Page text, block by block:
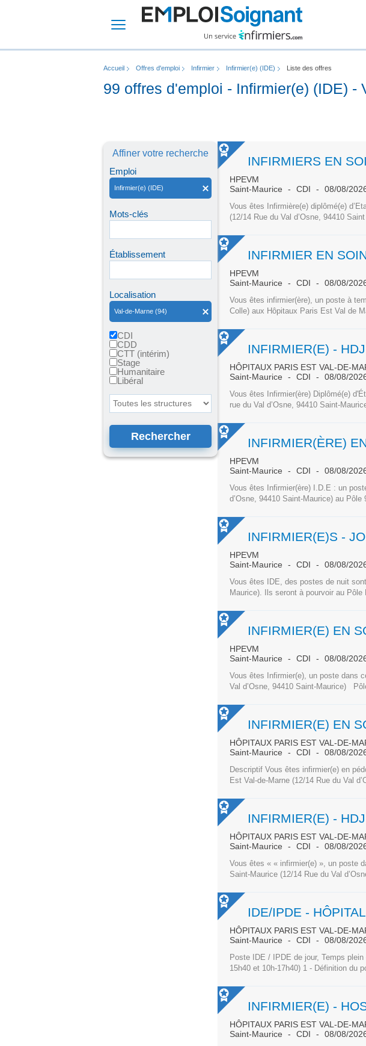
Accueil Offres d'emploi Infirmier Infirmier(e) (IDE) Liste des offres
99 offres d'emploi - Infirmier(e) (IDE) -
Affiner votre recherche
Emploi
Infirmier(e) (IDE)
Mots-clés
Établissement
Localisation
Val-de-Marne (94)
CDI
CDD
CTT (intérim)
Stage
Humanitaire
Libéral
Toutes les structures
HPEVM
Saint-Maurice
CDI 08/08/
Vous êtes Infirmière(e) diplômé(e)
(12/14 Rue du Val d’Osne, 94410
HPEVM
Saint-Maurice
CDI 08/08/
Vous êtes infirmier(ère), un poste à
Colle) aux Hôpitaux Paris Est Val de
HÔPITAUX PARIS EST VAL-DE-
Saint-Maurice
CDI 08/08/
Vous êtes Infirmier(ère) Diplômé(e)
rue du Val d’Osne, 94410 Saint-
HPEVM
Saint-Maurice
CDI 08/08/
Vous êtes Infirmier(ère) I.D.E : un
d’Osne, 94410 Saint-Maurice) au
HPEVM
Saint-Maurice
CDI 08/08/
Vous êtes IDE, des postes de nuit
Maurice). Ils seront à pourvoir au
HPEVM
Saint-Maurice
CDI 08/08/
Vous êtes Infirmier(e), un poste dans
Val d’Osne, 94410 Saint-Maurice)
HÔPITAUX PARIS EST VAL-DE-
Saint-Maurice
CDI 08/08/
Descriptif Vous êtes infirmier(e) en
Est Val-de-Marne (12/14 Rue du Val
HÔPITAUX PARIS EST VAL-DE-
Saint-Maurice
CDI 08/08/
Vous êtes « « infirmier(e) », un poste
Saint-Maurice (12/14 Rue du Val
HÔPITAUX PARIS EST VAL-DE-
Saint-Maurice
CDI 08/08/
Poste IDE / IPDE de jour, Temps
15h40 et 10h-17h40) 1 - Définition du
HÔPITAUX PARIS EST VAL-DE-
Saint-Maurice
CDI 08/08/